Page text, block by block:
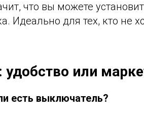
что вы можете
Идеально для тех, кто не
или
есть выключатель?